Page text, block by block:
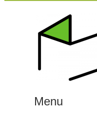
MAIN MENU
Menu